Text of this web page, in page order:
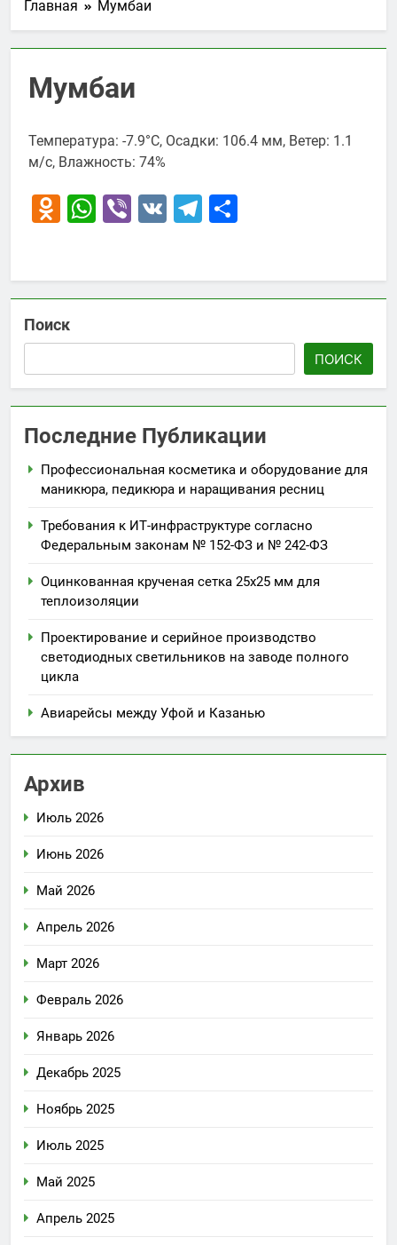
Главная Мумбаи
Мумбаи
Температура: -7.9°C, Осадки: 106.4 мм, Ветер: 1.1
м/с, Влажность: 74%
Odnoklassniki
WhatsApp
Viber
VK Telegram
Поиск
ПОИСК
Последние Публикации
Профессиональная косметика и оборудование для
маникюра, педикюра и наращивания ресниц
Требования к ИТ-инфраструктуре согласно
Федеральным законам № 152-ФЗ и № 242-ФЗ
Оцинкованная крученая сетка 25х25 мм для
теплоизоляции
Проектирование и серийное производство
светодиодных светильников на заводе полного
цикла
Авиарейсы между Уфой и Казанью
Архив
Июль 2026
Июнь 2026
Май 2026
Апрель 2026
Март 2026
Февраль 2026
Январь 2026
Декабрь 2025
Ноябрь 2025
Июль 2025
Май 2025
Апрель 2025